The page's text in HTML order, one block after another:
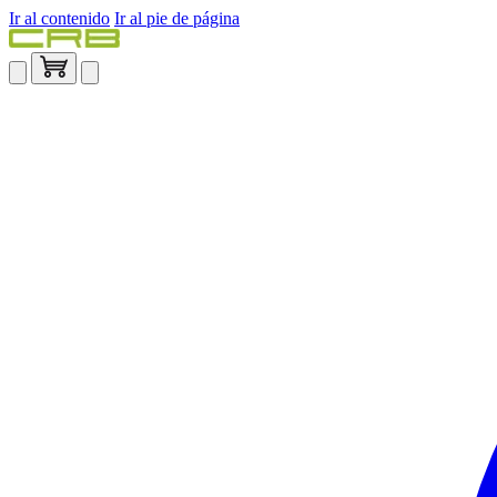
Ir al contenido Ir al pie de página